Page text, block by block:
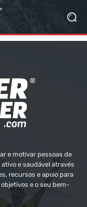
e motivar pessoas de
e saudável através
recursos e apoio para
e o seu bem-